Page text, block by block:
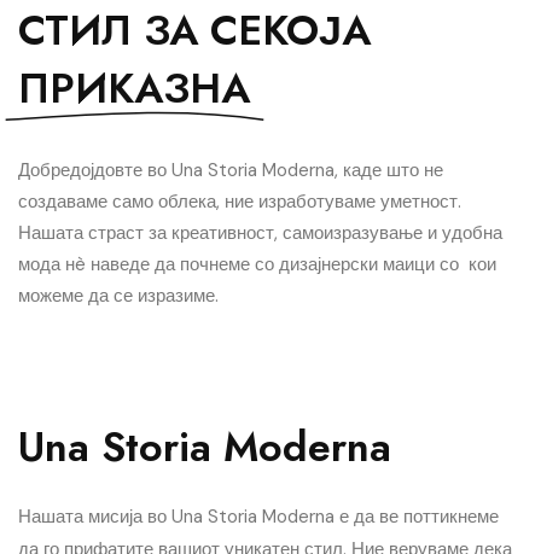
СТИЛ ЗА СЕКОЈА
ПРИКАЗНА
Добредојдовте во Una Storia Moderna, каде што не
создаваме само облека, ние изработуваме уметност.
Нашата страст за креативност, самоизразување и удобна
мода нè наведе да почнеме со дизајнерски маици со кои
можеме да се изразиме.
Una Storia Moderna
Нашата мисија во Una Storia Moderna е да ве поттикнеме
да го прифатите вашиот уникатен стил. Ние веруваме дека